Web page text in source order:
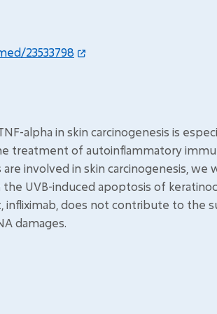
23533798
alpha in skin carcinogenesis is
treatment of autoinflammatory
involved in skin carcinogenesis,
UVB-induced apoptosis of
infliximab, does not contribute to the
damages.